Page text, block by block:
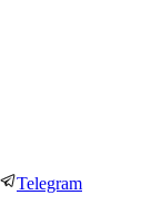
Telegram